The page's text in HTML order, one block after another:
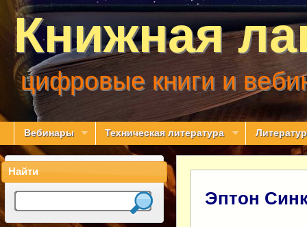
Книжная
цифровые книги и
Вебинары Техническая литература
Эптон
Найти